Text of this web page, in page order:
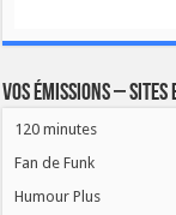
Vos émissions – Sites
120 minutes
Fan de Funk
Humour Plus